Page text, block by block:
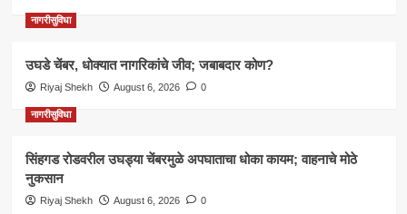
नागरीसुविधा
उघडे चेंबर, धोक्यात नागरिकांचे जीव; जबाबदार कोण?
Riyaj Shekh August 6, 2026 0
नागरीसुविधा
सिंहगड रोडवरील उघड्या चेंबरमुळे अपघाताचा धोका कायम; वाहनाचे मोठे
नुकसान
Riyaj Shekh August 6, 2026 0